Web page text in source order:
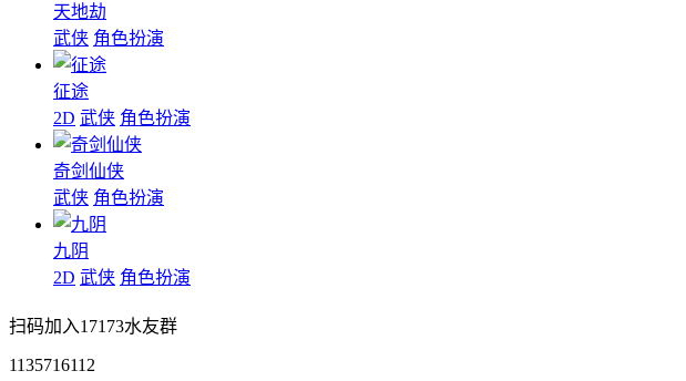
天地劫
武侠 角色扮演
征途
2D 武侠 角色扮演
奇剑仙侠
武侠 角色扮演
九阴
2D 武侠 角色扮演
扫码加入17173水友群
1135716112